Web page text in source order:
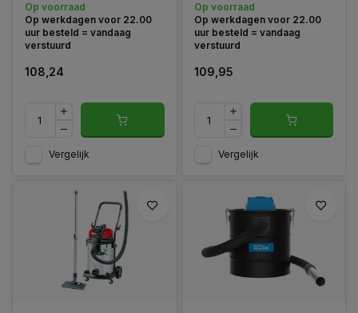
Op voorraad
Op werkdagen voor 22.00
uur besteld = vandaag
verstuurd
108,24
Vergelijk
Op voorraad
Op werkdagen voor 22.00
uur besteld = vandaag
verstuurd
109,95
Vergelijk